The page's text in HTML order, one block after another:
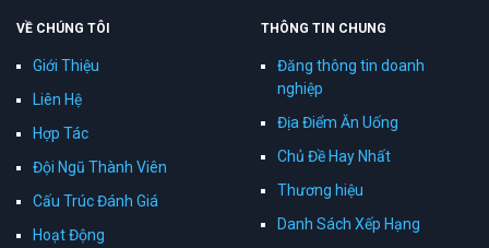
VỀ CHÚNG TÔI
Giới Thiệu
Liên Hệ
Hợp Tác
Đội Ngũ Thành Viên
Cấu Trúc Đánh Giá
Hoạt Động
THÔNG TIN CHUNG
Đăng thông tin doanh
nghiệp
Địa Điểm Ăn Uống
Chủ Đề Hay Nhất
Thương hiệu
Danh Sách Xếp Hạng